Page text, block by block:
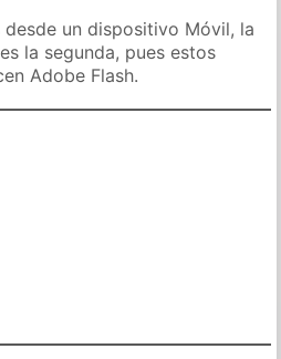
un dispositivo Móvil, la
la segunda, pues estos
Adobe Flash.